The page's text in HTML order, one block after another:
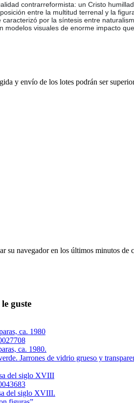
contrarreformista: un Cristo
entre la multitud terrenal y la
por la síntesis entre
visuales de enorme impacto
y envío de los lotes podrán ser
su navegador en los últimos minutos
guste
ca. 1980
ca. 1980.
Jarrones de vidrio grueso y
del siglo XVIII
del siglo XVIII.